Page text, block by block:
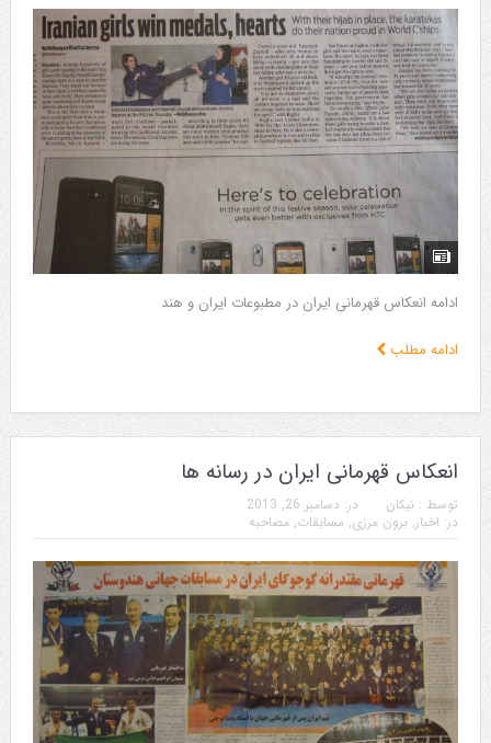
ادامه انعکاس قهرمانی ایران در مطبوعات ایران و هند
ادامه مطلب
انعکاس قهرمانی ایران در رسانه ها
توسط : نیکان در: دسامبر 26, 2013
در: اخبار, برون مرزی, مسابقات, مصاحبه